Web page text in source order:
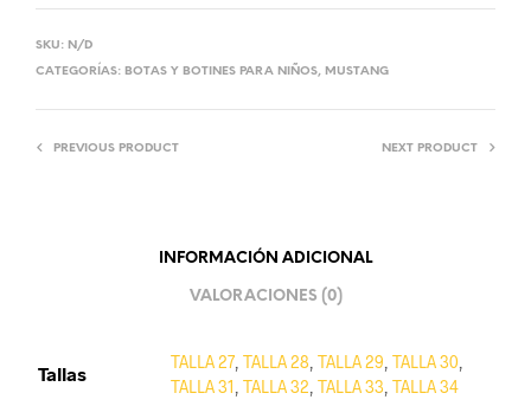
SKU: N/D
CATEGORÍAS: BOTAS Y BOTINES PARA NIÑOS, MUSTANG
PREVIOUS PRODUCT NEXT PRODUCT
INFORMACIÓN ADICIONAL
VALORACIONES (0)
Tallas
TALLA 27 TALLA 28 TALLA 29 TALLA 30
TALLA 31 TALLA 32 TALLA 33 TALLA 34